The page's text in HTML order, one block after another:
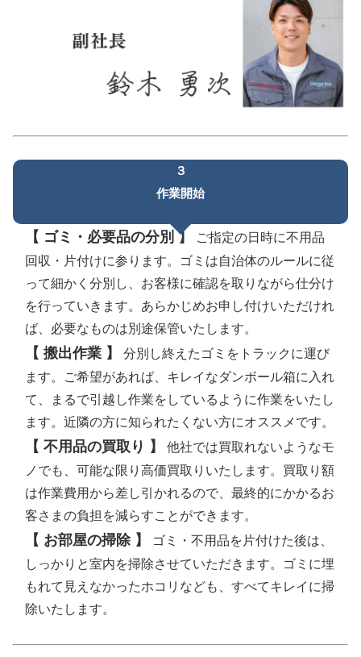
３
作業開始
【 ゴミ・必要品の分別 】
ご指定の日時に不用品
回収・片付けに参ります。ゴミは自治体のルールに従
って細かく分別し、お客様に確認を取りながら仕分け
を行っていきます。あらかじめお申し付けいただけれ
ば、必要なものは別途保管いたします。
【 搬出作業 】
分別し終えたゴミをトラックに運び
ます。ご希望があれば、キレイなダンボール箱に入れ
て、まるで引越し作業をしているように作業をいたし
ます。近隣の方に知られたくない方にオススメです。
【 不用品の買取り 】
他社では買取れないようなモ
ノでも、可能な限り高価買取りいたします。買取り額
は作業費用から差し引かれるので、最終的にかかるお
客さまの負担を減らすことができます。
【 お部屋の掃除 】
ゴミ・不用品を片付けた後は、
しっかりと室内を掃除させていただきます。ゴミに埋
もれて見えなかったホコリなども、すべてキレイに掃
除いたします。